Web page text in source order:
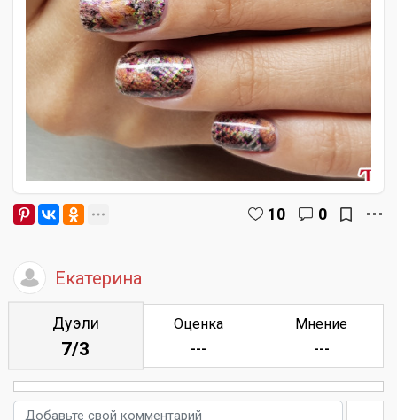
10 0
Екатерина
Дуэли
7/3
Оценка
---
Мнение
---